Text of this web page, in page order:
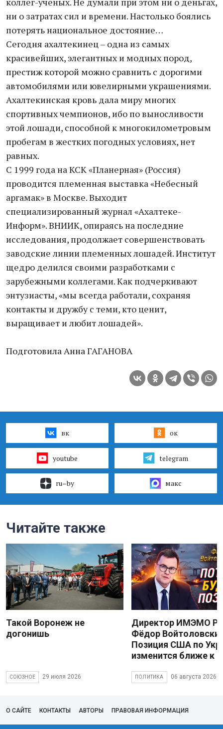
ни о затратах сил и времени. Настолько боялись
потерять национальное достояние…
Сегодня ахалтекинец – одна из самых
красивейших, элегантных и модных пород,
престиж которой можно сравнить с дорогими
автомобилями или ювелирными украшениями.
Ахалтекинская кровь дала миру многих
спортивных чемпионов, ибо по выносливости
этой лошади, способной к многокилометровым
пробегам в жестких погодных условиях, нет
равных.
С 1999 года на КСК «Планерная» (Россия)
проводится племенная выставка «Небесный
аргамак» в Москве. Выходит
специализированный журнал «Ахалтеке-
Информ». ВНИИК, опираясь на последние
исследования, продолжает совершенствовать
заводские линии племенных лошадей. Институт
щедро делился своими разработками с
зарубежными коллегами. Как подчеркивают
энтузиасты, «мы всегда работали, сохраняя
контакты и дружбу с теми, кто ценит,
выращивает и любит лошадей».
Подготовила Анна ГАГАНОВА
вк ок
youtube telegram
ru–by макс
Читайте также
Такой Воронеж не
догонишь
СОЮЗНОЕ 29 июля 2026
Директор ИМЭМО
Фёдор
Позиция США по
изменится ближе к
ПОЛИТИКА 06 августа 2026
О САЙТЕ КОНТАКТЫ АВТОРЫ ПРАВОВАЯ ИНФОРМАЦИЯ